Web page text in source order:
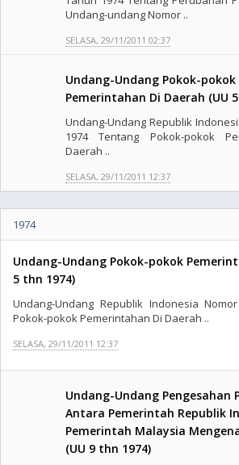
Undang-undang Nomor ..
SELASA, 29/11/2011 02:37
Undang-Undang Pokok-pokok
Pemerintahan Di Daerah (UU
Undang-Undang Republik
1974 Tentang Pokok-pokok
Daerah ..
SELASA, 29/11/2011 12:37
1974
Undang-Undang Pokok-pokok
5 thn 1974)
Undang-Undang Republik Indonesia
Pokok-pokok Pemerintahan Di Daerah ..
SELASA, 29/11/2011 12:37
Undang-Undang Pengesahan
Antara Pemerintah Republik
Pemerintah Malaysia
(UU 9 thn 1974)